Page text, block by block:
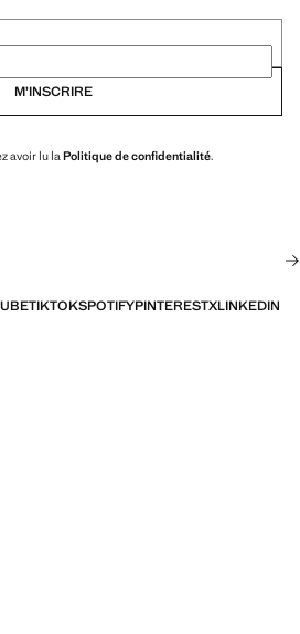
M’INSCRIRE
avoir lu la Politique de confidentialité.
TIKTOKSPOTIFYPINTERESTXLINKEDIN